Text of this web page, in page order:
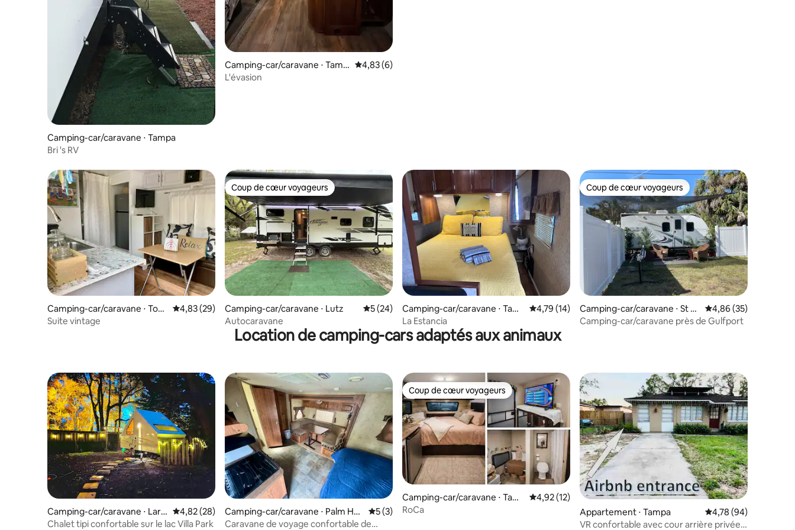
Camping-car/caravane ⋅ Tampa
Bri 's RV
Camping-car/caravane ⋅ Tamp
a
Évaluation moyenne sur la base de 6 commentaires : 4,83 sur 5
4,83 (6)
L'évasion
Camping-car/caravane ⋅ Tow
n 'n' Country
Évaluation moyenne sur la base de 29 commentaires : 4,83 sur 5
4,83 (29)
Suite vintage
Coup de cœur voyageurs
Coup de cœur voyageurs
Camping-car/caravane ⋅ Lutz Évaluation moyenne sur la base de 24 commentaires : 5 sur 5
5 (24)
Autocaravane
Camping-car/caravane ⋅ Tam
pa
Évaluation moyenne sur la base de 14 commentaires : 4,79 sur 5
4,79 (14)
La Estancia
Coup de cœur voyageurs
Coup de cœur voyageurs
Camping-car/caravane ⋅ St P
etersburg
Évaluation moyenne
4,86 (35)
Camping-car/caravane près de Gulfport
Location de camping-cars adaptés aux animaux
Camping-car/caravane ⋅ Larg
o
Évaluation moyenne sur la base de 28 commentaires : 4,82 sur 5
4,82 (28)
Chalet tipi confortable sur le lac Villa Park
Camping-car/caravane ⋅ Palm Har
bor
Évaluation moyenne sur la base de 3 commentaires : 5 sur 5
5 (3)
Caravane de voyage confortable de
Coup de cœur voyageurs
Coup de cœur voyageurs
Camping-car/caravane ⋅ Tam
pa
Évaluation moyenne sur la base de 12 commentaires : 4,92 sur 5
4,92 (12)
RoCa
Appartement ⋅ Tampa Évaluation moyenne
4,78 (94)
VR confortable avec cour arrière privée à